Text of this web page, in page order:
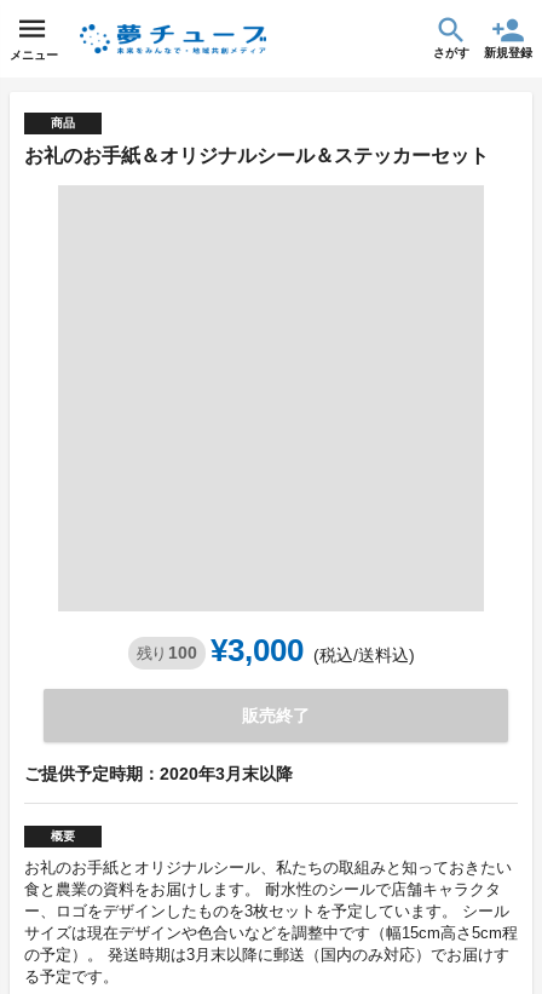
メニュー さがす 新規登録
商品
お礼のお手紙＆オリジナルシール＆ステッカーセット
残り 100 ¥3,000 (税込/送料込)
販売終了
ご提供予定時期：2020年3月末以降
概要
お礼のお手紙とオリジナルシール、私たちの取組みと知っておきたい
食と農業の資料をお届けします。 耐水性のシールで店舗キャラクタ
ー、ロゴをデザインしたものを3枚セットを予定しています。 シール
サイズは現在デザインや色合いなどを調整中です（幅15cm高さ5cm程
の予定）。 発送時期は3月末以降に郵送（国内のみ対応）でお届けす
る予定です。